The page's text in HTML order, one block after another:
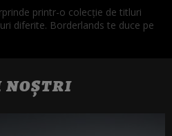
printr-o colecție de titluri
diferite. Borderlands te duce pe